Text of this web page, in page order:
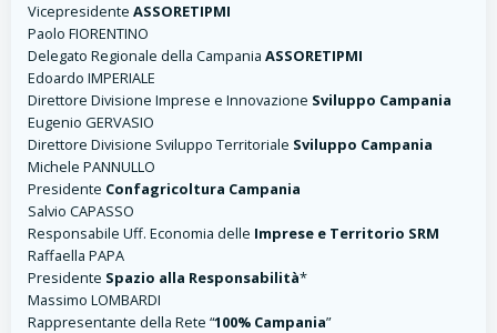
Vicepresidente ASSORETIPMI
Paolo FIORENTINO
Delegato Regionale della Campania ASSORETIPMI
Edoardo IMPERIALE
Direttore Divisione Imprese e Innovazione Sviluppo Campania
Eugenio GERVASIO
Direttore Divisione Sviluppo Territoriale Sviluppo Campania
Michele PANNULLO
Presidente Confagricoltura Campania
Salvio CAPASSO
Responsabile Uff. Economia delle Imprese e Territorio SRM
Raffaella PAPA
Presidente Spazio alla Responsabilità*
Massimo LOMBARDI
Rappresentante della Rete “100% Campania”